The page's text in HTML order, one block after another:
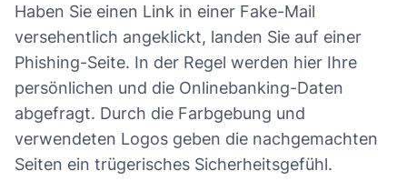
aktualisiert wird, können Sie Ihre Karte nicht
mehr für Bargeldabhebungen und Zahlungen
verwenden.
Freundliche Grüsse
N26 Team.
Haben Sie Fragen?
Haben Sie einen Link in einer Fake-Mail
versehentlich angeklickt, landen Sie auf einer
Phishing-Seite. In der Regel werden hier Ihre
persönlichen und die Onlinebanking-Daten
abgefragt. Durch die Farbgebung und
verwendeten Logos geben die nachgemachten
Seiten ein trügerisches Sicherheitsgefühl.